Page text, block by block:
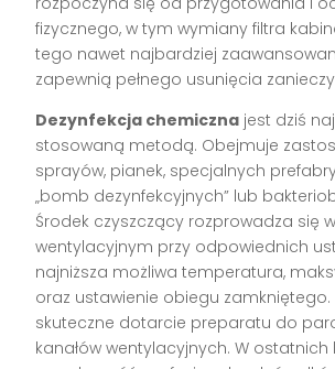
fizycznego, w tym wymiany filtra
tego nawet najbardziej
zapewnią pełnego usunięcia
Dezynfekcja chemiczna jest dziś
stosowaną metodą. Obejmuje
sprayów, pianek, specjalnych
„bomb dezynfekcyjnych” lub
Środek czyszczący rozprowadza się w
wentylacyjnym przy odpowiednich
najniższa możliwa temperatura,
oraz ustawienie obiegu zamkniętego.
skuteczne dotarcie preparatu do
kanałów wentylacyjnych. W